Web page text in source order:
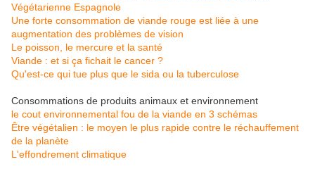
Végétarienne Espagnole
Une forte consommation de viande rouge est liée à une
augmentation des problèmes de vision
Le poisson, le mercure et la santé
Viande : et si ça fichait le cancer ?
Qu'est-ce qui tue plus que le sida ou la tuberculose
Consommations de produits animaux et environnement
le cout environnemental fou de la viande en 3 schémas
Être végétalien : le moyen le plus rapide contre le réchauffement
de la planète
L'effondrement climatique